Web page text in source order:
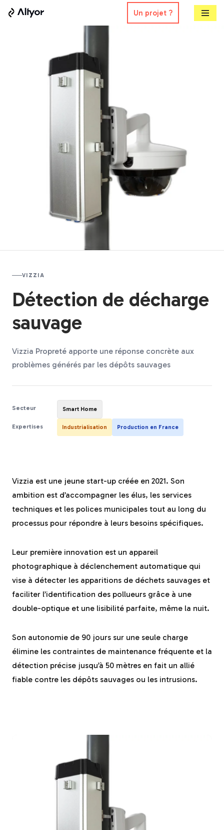
Un projet ?
VIZZIA
Détection de décharge
sauvage
Vizzia Propreté apporte une réponse concrète aux
problèmes générés par les dépôts sauvages
Secteur Smart Home
Expertises Industrialisation Production en France
Vizzia est une jeune start-up créée en 2021. Son
ambition est d’accompagner les élus, les services
techniques et les polices municipales tout au long du
processus pour répondre à leurs besoins spécifiques.
Leur première innovation est un appareil
photographique à déclenchement automatique qui
vise à détecter les apparitions de déchets sauvages et
faciliter l’identification des pollueurs grâce à une
double-optique et une lisibilité parfaite, même la nuit.
Son autonomie de 90 jours sur une seule charge
élimine les contraintes de maintenance fréquente et la
détection précise jusqu’à 50 mètres en fait un allié
fiable contre les dépôts sauvages ou les intrusions.